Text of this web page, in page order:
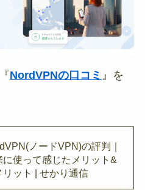
NordVPNの口コミ 』を
ノードVPN)の評判｜
に使って感じたメリット&
リット | せかり通信